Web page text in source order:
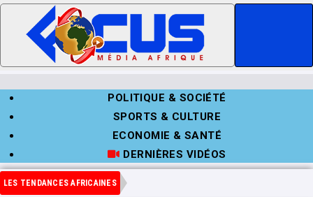
POLITIQUE & SOCIÉTÉ
SPORTS & CULTURE
ECONOMIE & SANTÉ
DERNIÈRES VIDÉOS
LES TENDANCES AFRICAINES